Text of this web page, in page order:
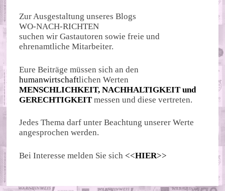
Zur Ausgestaltung unseres Blogs
WO-NACH-RICHTEN
suchen wir Gastautoren sowie freie und
ehrenamtliche Mitarbeiter.
Eure Beiträge müssen sich an den
humanwirtschaftlichen Werten
MENSCHLICHKEIT, NACHHALTIGKEIT und
GERECHTIGKEIT messen und diese vertreten.
Jedes Thema darf unter Beachtung unserer Werte
angesprochen werden.
Bei Interesse melden Sie sich <<HIER>>